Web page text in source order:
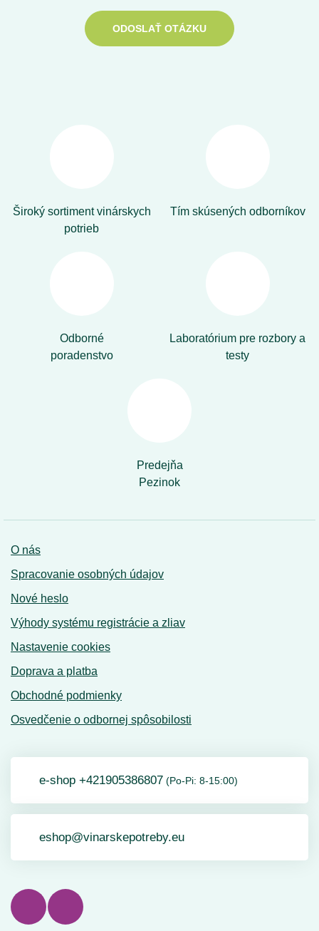
ODOSLAŤ OTÁZKU
Široký sortiment vinárskych
potrieb
Tím skúsených odborníkov
Odborné
poradenstvo
Laboratórium pre rozbory a
testy
Predejňa
Pezinok
O nás
Spracovanie osobných údajov
Nové heslo
Výhody systému registrácie a zliav
Nastavenie cookies
Doprava a platba
Obchodné podmienky
Osvedčenie o odbornej spôsobilosti
e-shop +421905386807 (Po-Pi: 8-15:00)
eshop@vinarskepotreby.eu